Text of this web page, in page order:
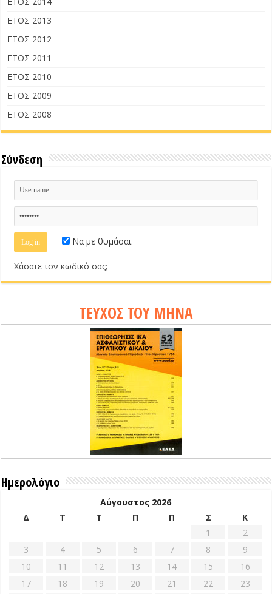
ΕΤΟΣ 2013
ΕΤΟΣ 2012
ΕΤΟΣ 2011
ΕΤΟΣ 2010
ΕΤΟΣ 2009
ΕΤΟΣ 2008
Σύνδεση
Να με θυμάσαι
Χάσατε τον κωδικό σας;
ΤΕΥΧΟΣ ΤΟΥ ΜΗΝΑ
Ημερολόγιο
Αύγουστος 2026
Δ
Τ Τ Π Π Σ
Κ
1
2
3
4 5 6 7 8
9
10
11 12 13 14 15
16
17
18 19 20 21 22
23